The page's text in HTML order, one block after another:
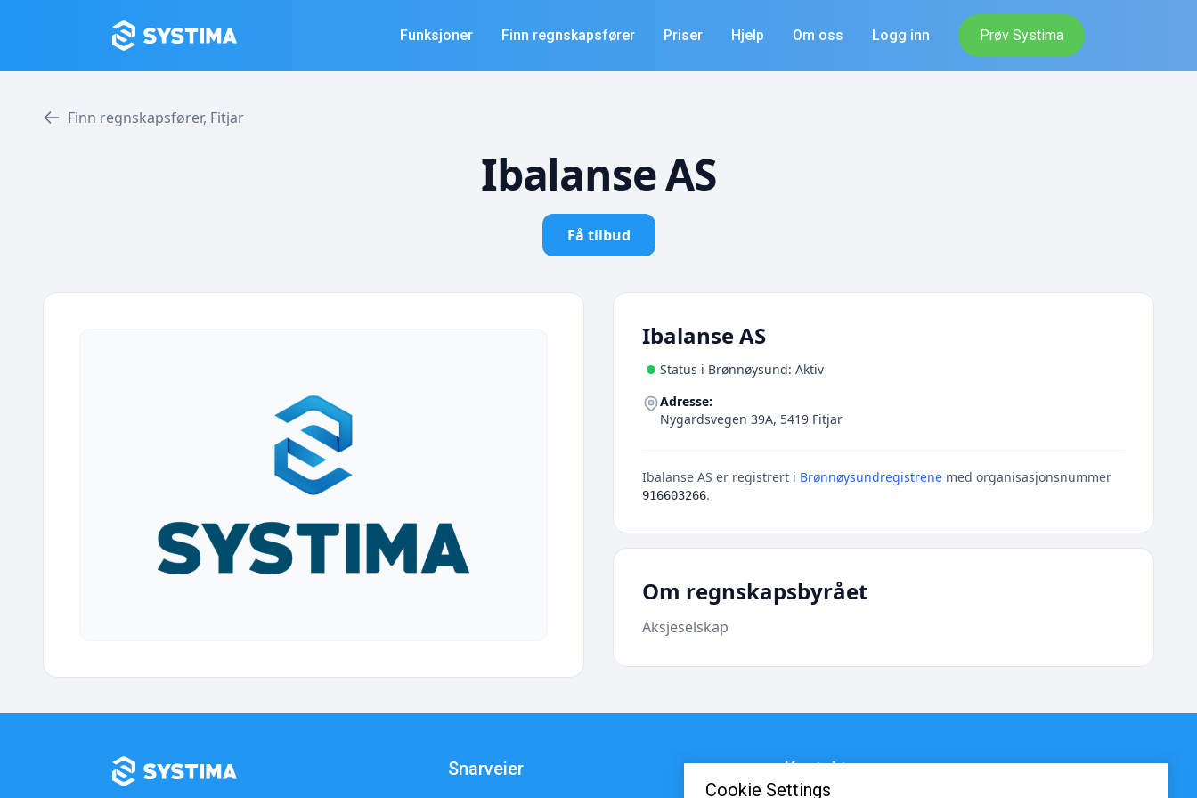
Funksjoner Finn regnskapsfører Priser Hjelp Om oss Logg inn Prøv Systima
Finn regnskapsfører, Fitjar
Ibalanse AS
Få tilbud
Ibalanse AS
Status i Brønnøysund: Aktiv
Adresse:
Nygardsvegen 39A, 5419 Fitjar
Ibalanse AS er registrert i Brønnøysundregistrene med organisasjonsnummer
916603266.
Om regnskapsbyrået
Aksjeselskap
Cookie Settings
Snarveier Kontakt